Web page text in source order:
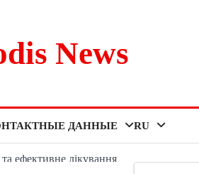
News
ДАННЫЕ RU
ефективне лікування